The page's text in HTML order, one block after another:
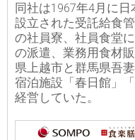
同社は1967年4月に
設立された受託給食
の社員寮、社員食堂
の派遣、業務用食材
県上越市と群馬県吾
宿泊施設「春日館」
経営していた。